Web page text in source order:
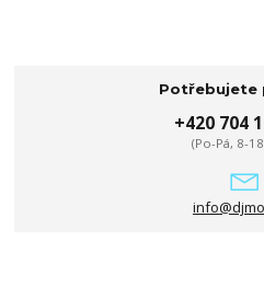
Potřebujete
+420 704
(Po-Pá, 8-